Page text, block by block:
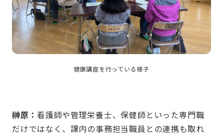
健康講座を行っている様子
榊原：看護師や管理栄養士、保健師といった専門職
だけではなく、課内の事務担当職員との連携も取れ